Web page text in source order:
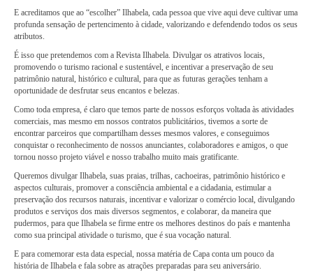
E acreditamos que ao “escolher” Ilhabela, cada pessoa que vive aqui deve cultivar uma
profunda sensação de pertencimento à cidade, valorizando e defendendo todos os seus
atributos.
É isso que pretendemos com a Revista Ilhabela. Divulgar os atrativos locais,
promovendo o turismo racional e sustentável, e incentivar a preservação de seu
patrimônio natural, histórico e cultural, para que as futuras gerações tenham a
oportunidade de desfrutar seus encantos e belezas.
Como toda empresa, é claro que temos parte de nossos esforços voltada às atividades
comerciais, mas mesmo em nossos contratos publicitários, tivemos a sorte de
encontrar parceiros que compartilham desses mesmos valores, e conseguimos
conquistar o reconhecimento de nossos anunciantes, colaboradores e amigos, o que
tornou nosso projeto viável e nosso trabalho muito mais gratificante.
Queremos divulgar Ilhabela, suas praias, trilhas, cachoeiras, patrimônio histórico e
aspectos culturais, promover a consciência ambiental e a cidadania, estimular a
preservação dos recursos naturais, incentivar e valorizar o comércio local, divulgando
produtos e serviços dos mais diversos segmentos, e colaborar, da maneira que
pudermos, para que Ilhabela se firme entre os melhores destinos do país e mantenha
como sua principal atividade o turismo, que é sua vocação natural.
E para comemorar esta data especial, nossa matéria de Capa conta um pouco da
história de Ilhabela e fala sobre as atrações preparadas para seu aniversário.